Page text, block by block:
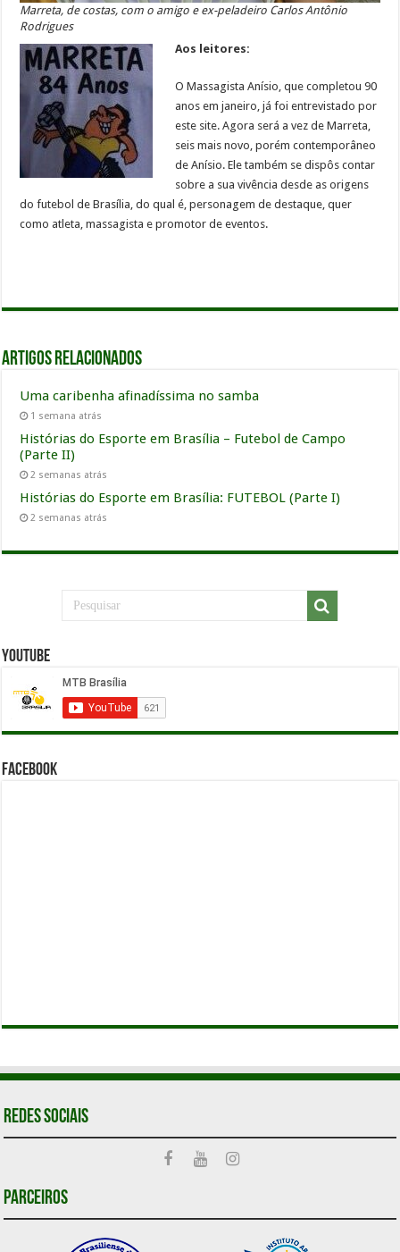
Marreta, de costas, com o amigo e ex-peladeiro Carlos Antônio
Rodrigues
Aos leitores:
O Massagista Anísio, que completou 90
anos em janeiro, já foi entrevistado por
este site. Agora será a vez de Marreta,
seis mais novo, porém contemporâneo
de Anísio. Ele também se dispôs contar
sobre a sua vivência desde as origens
do futebol de Brasília, do qual é, personagem de destaque, quer
como atleta, massagista e promotor de eventos.
Artigos relacionados
Uma caribenha afinadíssima no samba
1 semana atrás
Histórias do Esporte em Brasília – Futebol de Campo
(Parte II)
2 semanas atrás
Histórias do Esporte em Brasília: FUTEBOL (Parte I)
2 semanas atrás
YouTube
Facebook
Redes Sociais
Parceiros